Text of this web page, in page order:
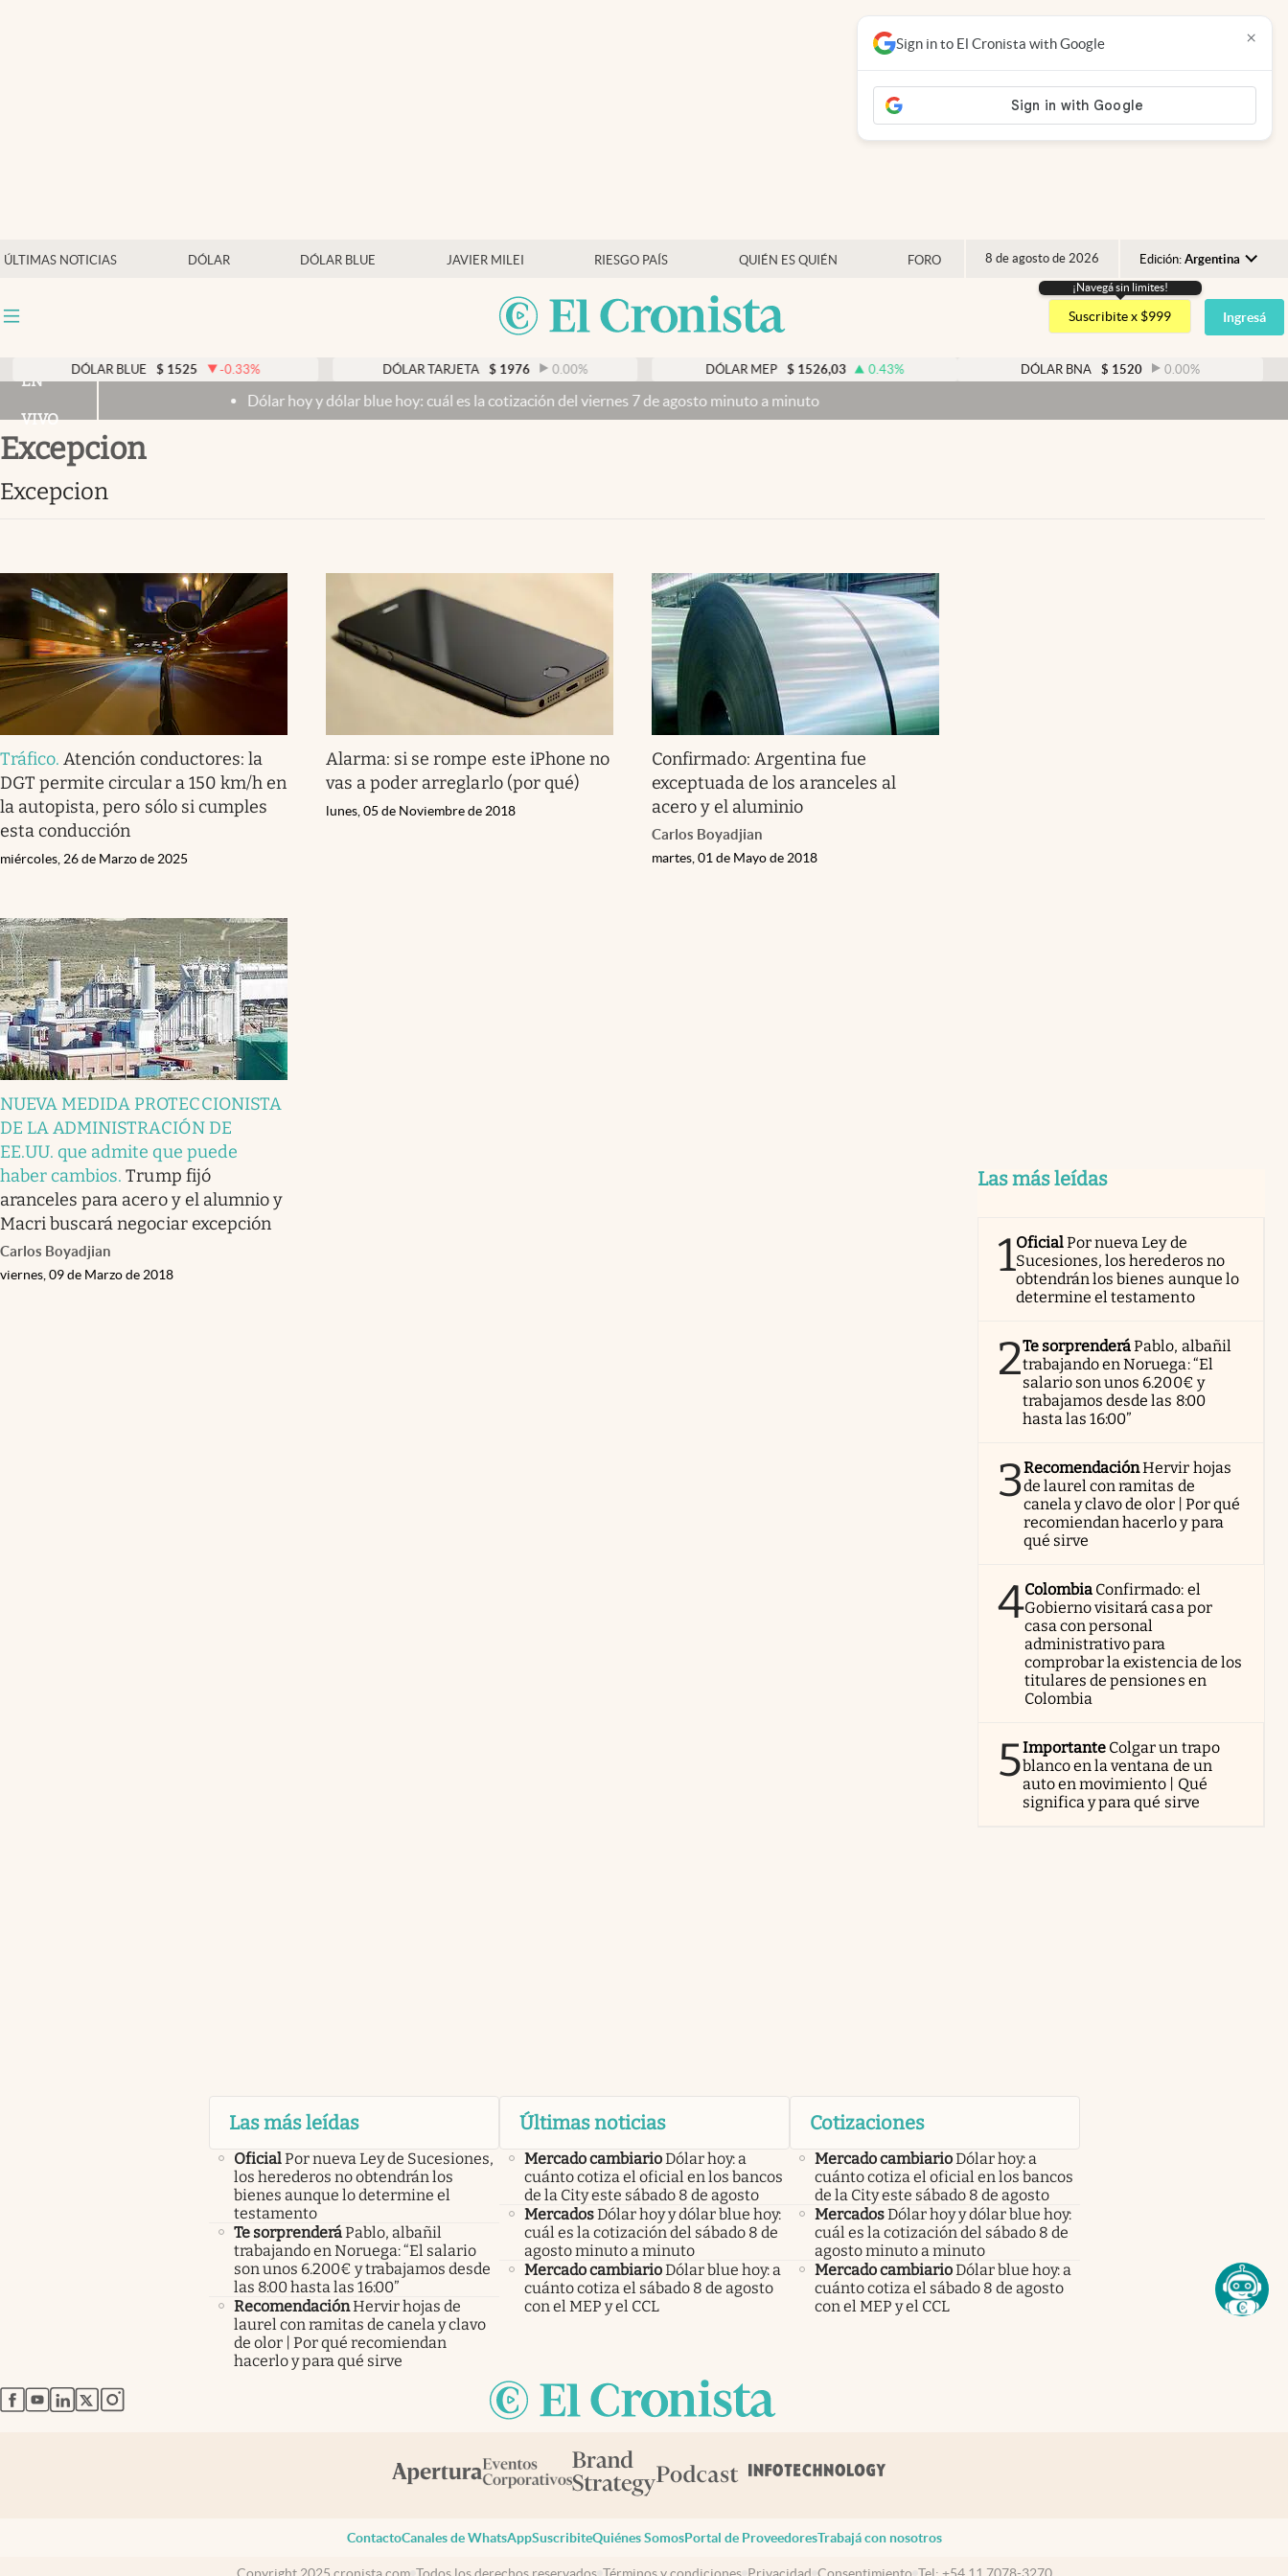
ÚLTIMAS NOTICIAS DÓLAR DÓLAR BLUE JAVIER MILEI RIESGO PAÍS QUIÉN ES QUIÉN FORO 8 de agosto de 2026 Edición: Argentina
Argentina
España
USA
Mercados Online
Otras secciones
Infotechnology
Eventos Corporativos
El Cronista Studio
Mediakit
abre en nueva pestaña
¡Navegá sin limites!
Suscribite x $999 Ingresá
DÓLAR BLUE $ 1525 -0.33% DÓLAR TARJETA $ 1976 0.00% DÓLAR MEP $ 1526,03 0.43% DÓLAR BNA $ 1520 0.00%
EN
VIVO
Dólar hoy y dólar blue hoy: cuál es la cotización del viernes 7 de agosto minuto a minuto
Sign in to El Cronista with Google ×
excepcion
excepcion
Tráfico.Atención conductores: la
DGT permite circular a 150 km/h en
la autopista, pero sólo si cumples
esta conducción
miércoles, 26 de Marzo de 2025
Alarma: si se rompe este iPhone no
vas a poder arreglarlo (por qué)
lunes, 05 de Noviembre de 2018
Confirmado: Argentina fue
exceptuada de los aranceles al
acero y el aluminio
Carlos Boyadjian
martes, 01 de Mayo de 2018
NUEVA MEDIDA PROTECCIONISTA
DE LA ADMINISTRACIÓN DE
EE.UU. que admite que puede
haber cambios.Trump fijó
aranceles para acero y el alumnio y
Macri buscará negociar excepción
Carlos Boyadjian
viernes, 09 de Marzo de 2018
Las más leídas
1OficialPor nueva Ley de
Sucesiones, los herederos no
obtendrán los bienes aunque lo
determine el testamento
2Te sorprenderáPablo, albañil
trabajando en Noruega: “El
salario son unos 6.200€ y
trabajamos desde las 8:00
hasta las 16:00”
3RecomendaciónHervir hojas
de laurel con ramitas de
canela y clavo de olor | Por qué
recomiendan hacerlo y para
qué sirve
4Colombia Confirmado: el
Gobierno visitará casa por
casa con personal
administrativo para
comprobar la existencia de los
titulares de pensiones en
Colombia
5Importante Colgar un trapo
blanco en la ventana de un
auto en movimiento | Qué
significa y para qué sirve
Las más leídas
OficialPor nueva Ley de Sucesiones,
los herederos no obtendrán los
bienes aunque lo determine el
testamento
Te sorprenderáPablo, albañil
trabajando en Noruega: “El salario
son unos 6.200€ y trabajamos desde
las 8:00 hasta las 16:00”
RecomendaciónHervir hojas de
laurel con ramitas de canela y clavo
de olor | Por qué recomiendan
hacerlo y para qué sirve
Últimas noticias
Mercado cambiarioDólar hoy: a
cuánto cotiza el oficial en los bancos
de la City este sábado 8 de agosto
MercadosDólar hoy y dólar blue hoy:
cuál es la cotización del sábado 8 de
agosto minuto a minuto
Mercado cambiarioDólar blue hoy: a
cuánto cotiza el sábado 8 de agosto
con el MEP y el CCL
Cotizaciones
Mercado cambiarioDólar hoy: a
cuánto cotiza el oficial en los bancos
de la City este sábado 8 de agosto
MercadosDólar hoy y dólar blue hoy:
cuál es la cotización del sábado 8 de
agosto minuto a minuto
Mercado cambiarioDólar blue hoy: a
cuánto cotiza el sábado 8 de agosto
con el MEP y el CCL
abre en nueva pestaña
abre en nueva pestaña
abre en nueva pestaña
abre en nueva pestaña
abre en nueva pestaña
ContactoCanales de WhatsAppSuscribiteQuiénes SomosPortal de ProveedoresTrabajá con nosotros